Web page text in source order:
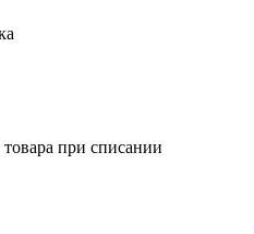
при списании